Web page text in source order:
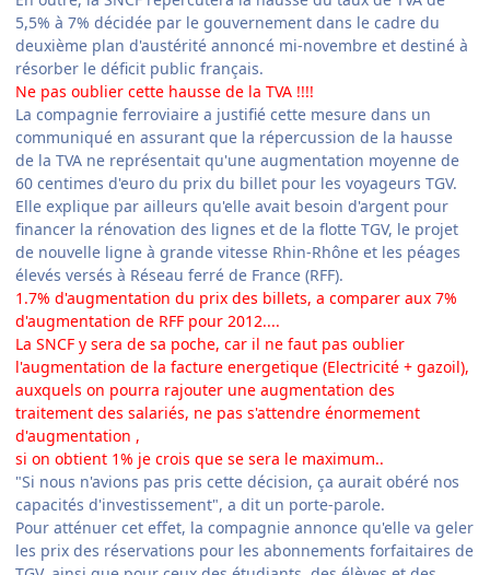
5,5% à 7% décidée par le gouvernement dans le cadre du
deuxième plan d'austérité annoncé mi-novembre et destiné à
résorber le déficit public français.
Ne pas oublier cette hausse de la TVA !!!!
La compagnie ferroviaire a justifié cette mesure dans un
communiqué en assurant que la répercussion de la hausse
de la TVA ne représentait qu'une augmentation moyenne de
60 centimes d'euro du prix du billet pour les voyageurs TGV.
Elle explique par ailleurs qu'elle avait besoin d'argent pour
financer la rénovation des lignes et de la flotte TGV, le projet
de nouvelle ligne à grande vitesse Rhin-Rhône et les péages
élevés versés à Réseau ferré de France (RFF).
1.7% d'augmentation du prix des billets, a comparer aux 7%
d'augmentation de RFF pour 2012....
La SNCF y sera de sa poche, car il ne faut pas oublier
l'augmentation de la facture energetique (Electricité + gazoil),
auxquels on pourra rajouter une augmentation des
traitement des salariés, ne pas s'attendre énormement
d'augmentation ,
si on obtient 1% je crois que se sera le maximum..
"Si nous n'avions pas pris cette décision, ça aurait obéré nos
capacités d'investissement", a dit un porte-parole.
Pour atténuer cet effet, la compagnie annonce qu'elle va geler
les prix des réservations pour les abonnements forfaitaires de